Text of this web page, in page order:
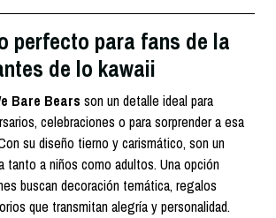
perfecto para fans de la
de lo kawaii
Bare Bears son un detalle ideal para
celebraciones o para sorprender a esa
su diseño tierno y carismático, son un
tanto a niños como adultos. Una opción
buscan decoración temática, regalos
que transmitan alegría y personalidad.